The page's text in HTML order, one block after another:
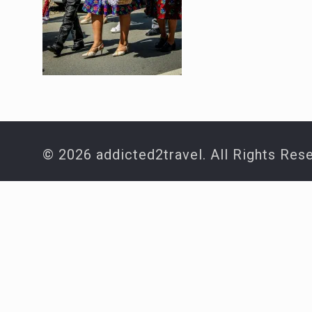
© 2026 addicted2travel. All Rights